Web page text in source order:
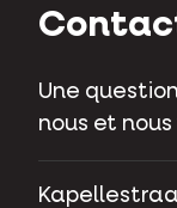
Une
nous et